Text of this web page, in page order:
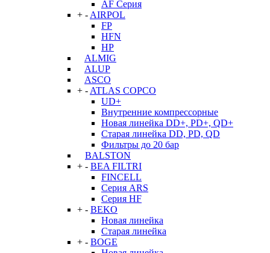
AF Серия
+ - AIRPOL
FP
HFN
HP
ALMIG
ALUP
ASCO
+ - ATLAS COPCO
UD+
Внутренние компрессорные
Новая линейка DD+, PD+, QD+
Старая линейка DD, PD, QD
Фильтры до 20 бар
BALSTON
+ - BEA FILTRI
FINCELL
Серия ARS
Серия HF
+ - BEKO
Новая линейка
Старая линейка
+ - BOGE